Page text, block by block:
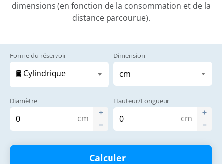
dimensions (en fonction de la consommation et de la
distance parcourue).
Forme du réservoir Dimension
Diamètre
cm
Hauteur/Longueur
cm
Calculer